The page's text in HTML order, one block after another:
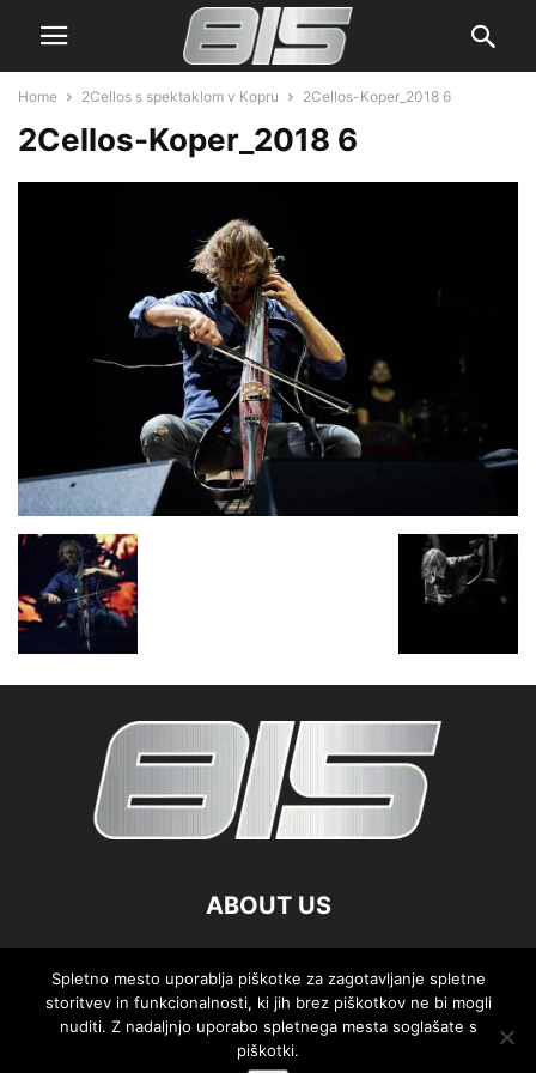
Home 2Cellos s spektaklom v Kopru 2Cellos-Koper_2018 6
2Cellos-Koper_2018 6
ABOUT US
FOLLOW US
Spletno mesto uporablja piškotke za zagotavljanje spletne
storitvev in funkcionalnosti, ki jih brez piškotkov ne bi mogli
nuditi. Z nadaljnjo uporabo spletnega mesta soglašate s
piškotki.